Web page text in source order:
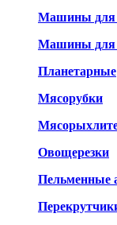
Машины для
Машины для
Планетарные
Мясорубки
Овощерезки
Пельменные